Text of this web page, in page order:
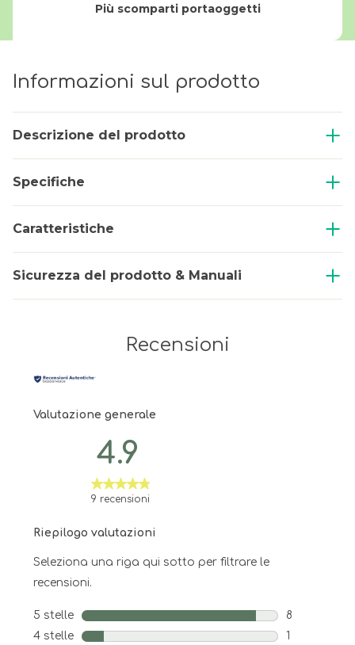
Informazioni sul prodotto
Descrizione del prodotto
Specifiche
Caratteristiche
Sicurezza del prodotto & Manuali
Più scomparti portaoggetti
Recensioni
Riepilogo valutazioni
Seleziona una riga qui sotto per filtrare le
recensioni.
5 stelle stelle
8
8
4 stelle stelle 1
Valutazione generale
4.9
9 recensioni